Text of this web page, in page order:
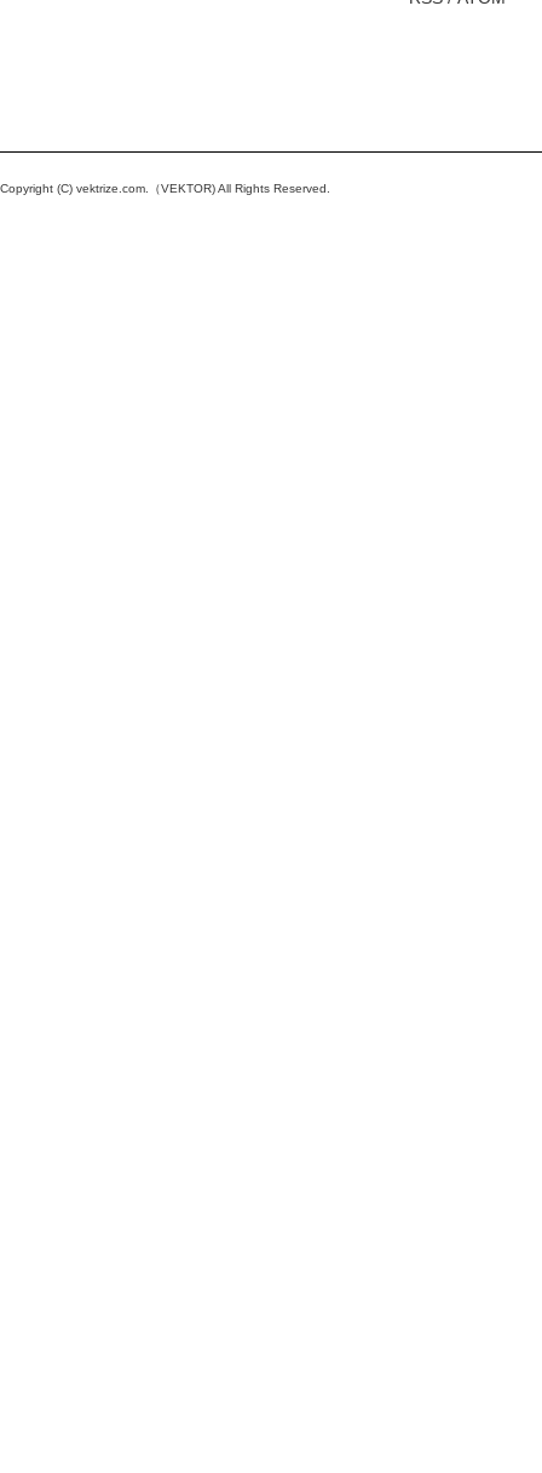
Copyright (C) vektrize.com.（VEKTOR) All Rights Reserved.